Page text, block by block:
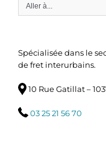
Aller à...
Spécialisée dans le
de fret interurbains.
10 Rue Gatillat –
03 25 21 56 70